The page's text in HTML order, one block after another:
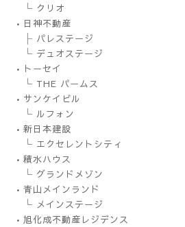
└ クリオ
•日神不動産
├ パレステージ
└ デュオステージ
•トーセイ
└ THE パームス
•サンケイビル
└ ルフォン
•新日本建設
└ エクセレントシティ
•積水ハウス
└ グランドメゾン
•青山メインランド
└ メインステージ
•旭化成不動産レジデンス